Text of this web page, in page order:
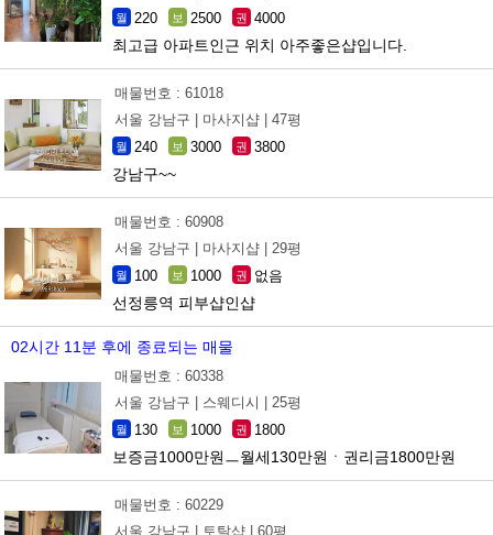
월 220 보 2500 권 4000
최고급 아파트인근 위치 아주좋은샵입니다.
매물번호 : 61018
서울 강남구 |
마사지샵 | 47평
월 240 보 3000 권 3800
강남구~~
매물번호 : 60908
서울 강남구 |
마사지샵 | 29평
월 100 보 1000 권 없음
선정릉역 피부샵인샵
02시간 11분 후에 종료되는 매물
매물번호 : 60338
서울 강남구 |
스웨디시 | 25평
월 130 보 1000 권 1800
보증금1000만원ㅡ월세130만원ㆍ권리금1800만원
매물번호 : 60229
서울 강남구 |
토탈샵 | 60평